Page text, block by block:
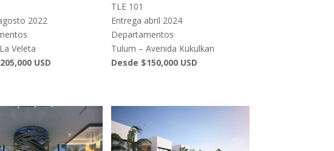
2022
Veleta
USD
TLE 101
Entrega abril 2024
Departamentos
Tulum – Avenida Kukulkan
Desde $150,000 USD